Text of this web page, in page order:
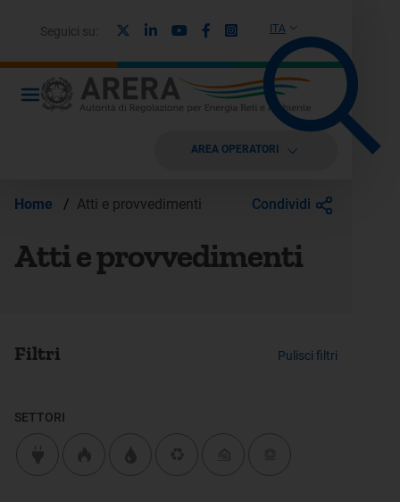
ITA
Seguici su: LinkedinYoutubeFacebook
Instagram
AREA OPERATORI
Home / Atti e provvedimenti Condividi
Atti e provvedimenti
Filtri Pulisci filtri
SETTORI